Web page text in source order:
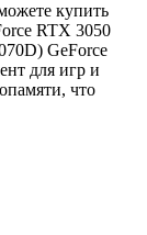
купить
RTX 3050
GeForce
для игр и
что